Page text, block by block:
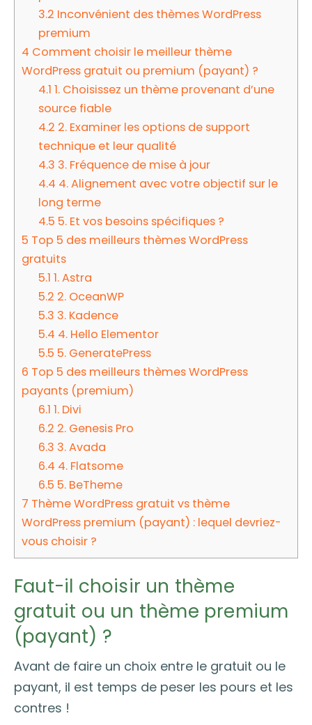
3.2 Inconvénient des thèmes WordPress
premium
4 Comment choisir le meilleur thème
WordPress gratuit ou premium (payant) ?
4.1 1. Choisissez un thème provenant d’une
source fiable
4.2 2. Examiner les options de support
technique et leur qualité
4.3 3. Fréquence de mise à jour
4.4 4. Alignement avec votre objectif sur le
long terme
4.5 5. Et vos besoins spécifiques ?
5 Top 5 des meilleurs thèmes WordPress
gratuits
5.1 1. Astra
5.2 2. OceanWP
5.3 3. Kadence
5.4 4. Hello Elementor
5.5 5. GeneratePress
6 Top 5 des meilleurs thèmes WordPress
payants (premium)
6.1 1. Divi
6.2 2. Genesis Pro
6.3 3. Avada
6.4 4. Flatsome
6.5 5. BeTheme
7 Thème WordPress gratuit vs thème
WordPress premium (payant) : lequel devriez-
vous choisir ?
Faut-il choisir un thème
gratuit ou un thème premium
(payant) ?
Avant de faire un choix entre le gratuit ou le
payant, il est temps de peser les pours et les
contres !